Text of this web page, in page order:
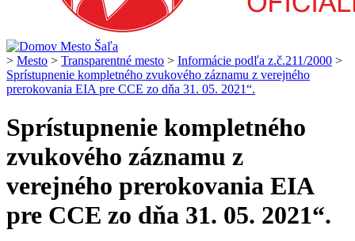
> Mesto > Transparentné mesto > Informácie podľa z.č.211/2000 >
Sprístupnenie kompletného zvukového záznamu z verejného
prerokovania EIA pre CCE zo dňa 31. 05. 2021“.
Sprístupnenie kompletného
zvukového záznamu z
verejného prerokovania EIA
pre CCE zo dňa 31. 05. 2021“.